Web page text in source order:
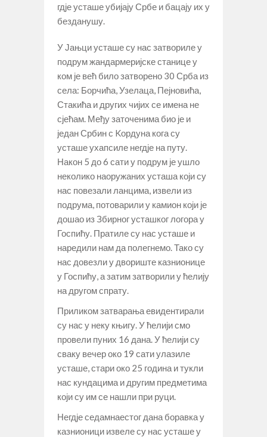
гдје усташе убијају Србе и бацају их у
безданушу.
У Јањци усташе су нас затвориле у
подрум жандармеријске станице у
ком је већ било затворено 30 Срба из
села: Борчића, Узелаца, Пејновића,
Стакића и других чијих се имена не
сјећам. Међу заточенима био је и
један Србин с Kордуна кога су
усташе ухапсиле негдје на путу.
Након 5 до 6 сати у подрум је ушло
неколико наоружаних усташа који су
нас повезали ланцима, извели из
подрума, потоварили у камион који је
дошао из Збирног усташког логора у
Госпићу. Пратиле су нас усташе и
наредили нам да полегнемо. Тако су
нас довезли у двориште казнионице
у Госпићу, а затим затворили у ћелију
на другом спрату.
Приликом затварања евидентирали
су нас у неку књигу. У ћелији смо
провели пуних 16 дана. У ћелији су
сваку вечер око 19 сати улазиле
усташе, стари око 25 година и тукли
нас кундацима и другим предметима
који су им се нашли при руци.
Негдје седамнаестог дана боравка у
казнионици извеле су нас усташе у